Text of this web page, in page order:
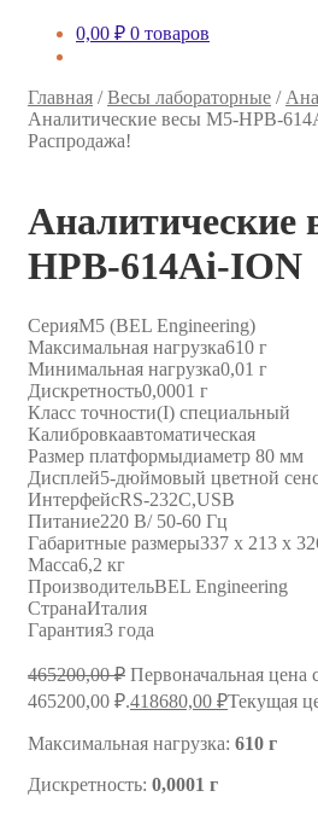
0,00 ₽ 0 товаров
Главная /Весы лабораторные /
Аналитические весы M5-HPB-
Распродажа!
Аналитические
HPB-614Ai-ION
СерияM5 (BEL Engineering)
Максимальная нагрузка610 г
Минимальная нагрузка0,01 г
Дискретность0,0001 г
Класс точности(I) специальный
Калибровкаавтоматическая
Размер платформыдиаметр 80 мм
Дисплей5-дюймовый цветной
ИнтерфейсRS-232C,USB
Питание220 В/ 50-60 Гц
Габаритные размеры337 х 213 х
Масса6,2 кг
ПроизводительBEL Engineering
СтранаИталия
Гарантия3 года
465200,00₽ Первоначальная цена
465200,00 ₽.418680,00 ₽Текущая
Максимальная нагрузка: 610 г
Дискретность: 0,0001 г